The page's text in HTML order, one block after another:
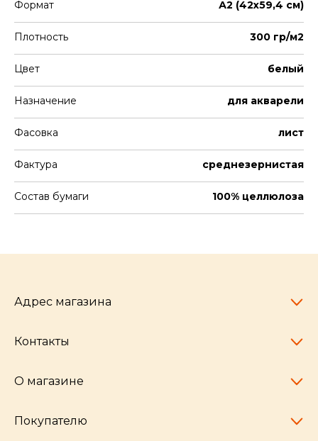
Формат А2 (42х59,4 см)
Плотность 300 гр/м2
Цвет белый
Назначение для акварели
Фасовка лист
Фактура среднезернистая
Состав бумаги 100% целлюлоза
Адрес магазина
Челябинск,
Контакты
pocherkartshop@mail.ru
hello@pocherkartshop.ru
О магазине
Наши истории
Покупателю